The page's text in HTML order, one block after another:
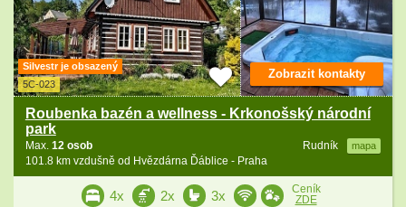
Silvestr je obsazený
5C-023
Roubenka bazén a wellness - Krkonošský národní
park
Rudník mapa
Max. 12 osob
101.8 km vzdušně od Hvězdárna Ďáblice - Praha
Zobrazit kontakty
4x 2x 3x
Ceník
ZDE